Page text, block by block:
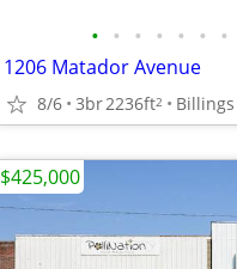
• • • • • • •
1206 Matador Avenue
8/6 3br2236ft2 Billings
$425,000